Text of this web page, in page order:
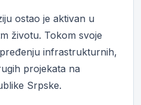
ostao je aktivan u
životu. Tokom svoje
infrastrukturnih,
projekata na
Srpske.